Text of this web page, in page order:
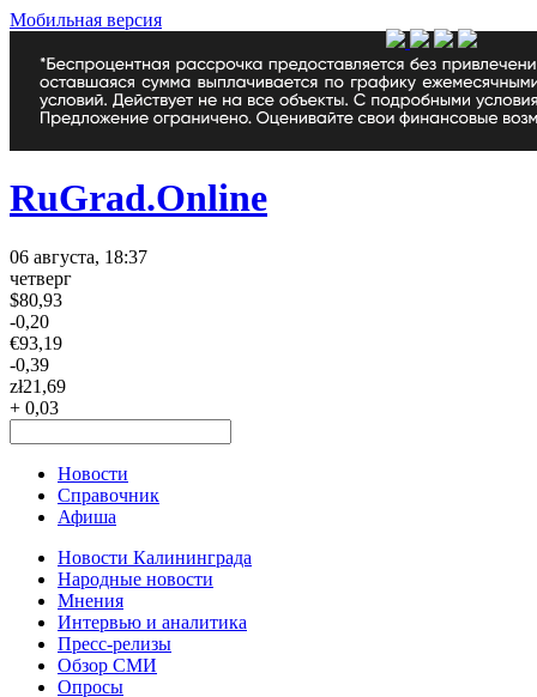
Мобильная версия
RuGrad.Online
06 августа, 18:37
четверг
$80,93
-0,20
€93,19
-0,39
zł21,69
+ 0,03
Новости
Справочник
Афиша
Новости Калининграда
Народные новости
Мнения
Интервью и аналитика
Пресс-релизы
Обзор СМИ
Опросы